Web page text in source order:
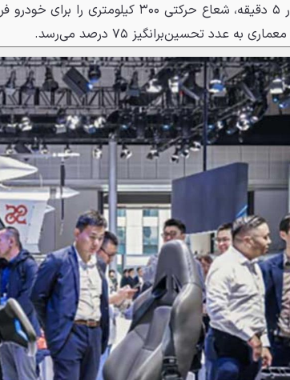
آن می‌تواند تنها در ۵ دقیقه، شعاع حرکتی ۳۰۰
به عدد تحسین‌برانگیز ۷۵ درصد می‌رسد.